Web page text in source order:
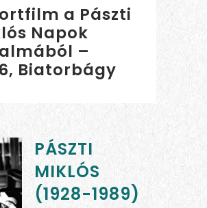
a Pászti
Napok
–
Biatorbágy
PÁSZTI
MIKLÓS
(1928-1989)